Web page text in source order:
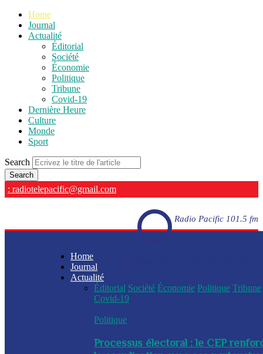
Home
Journal
Actualité
Éditorial
Société
Économie
Politique
Tribune
Covid-19
Dernière Heure
Culture
Monde
Sport
Search
: radiotelepacific@gmail.com
Radio Pacific 101.5 fm
Home
Journal
Actualité
Éditorial Société Économie Politique Tribune
Covid-19
Politique
Processus électoral : le CEP